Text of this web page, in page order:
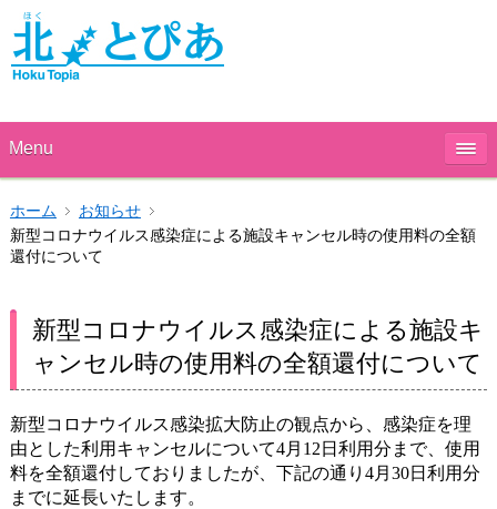
Menu
ホーム
お知らせ
新型コロナウイルス感染症による施設キャンセル時の使用料の全額
還付について
新型コロナウイルス感染症による施設キ
ャンセル時の使用料の全額還付について
新型コロナウイルス感染拡大防止の観点から、感染症を理
由とした利用キャンセルについて4月12日利用分まで、使用
料を全額還付しておりましたが、下記の通り4月30日利用分
までに延長いたします。